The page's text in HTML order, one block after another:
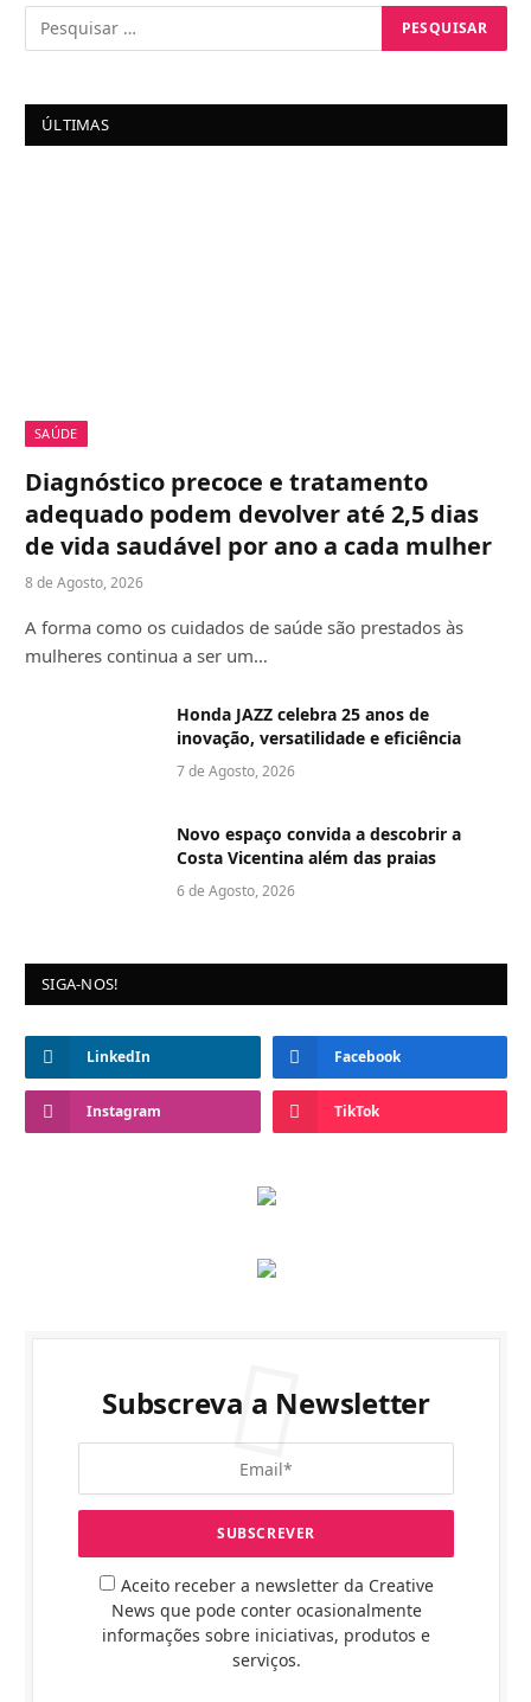
ÚLTIMAS
SAÚDE
Diagnóstico precoce e tratamento
adequado podem devolver até 2,5 dias
de vida saudável por ano a cada mulher
8 de Agosto, 2026
A forma como os cuidados de saúde são prestados às
mulheres continua a ser um…
Honda JAZZ celebra 25 anos de
inovação, versatilidade e eficiência
7 de Agosto, 2026
Novo espaço convida a descobrir a
Costa Vicentina além das praias
6 de Agosto, 2026
SIGA-NOS!
LinkedIn Facebook
Instagram TikTok
Subscreva a Newsletter
Aceito receber a newsletter da Creative
News que pode conter ocasionalmente
informações sobre iniciativas, produtos e
serviços.